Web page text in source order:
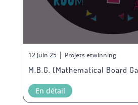
12 Juin 25| Projets etwinning
M.B.G. (Mathematical Board
En détail